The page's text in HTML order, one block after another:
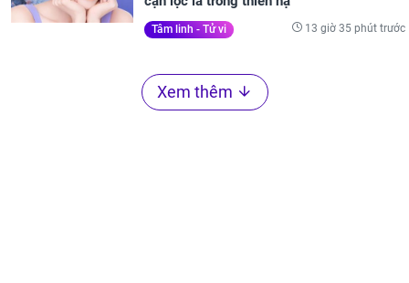
Tâm linh - Tử vi 13 giờ 35 phút trước
Xem thêm